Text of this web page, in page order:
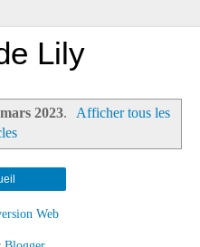
Lily
mars 2023.
Afficher tous les
Web